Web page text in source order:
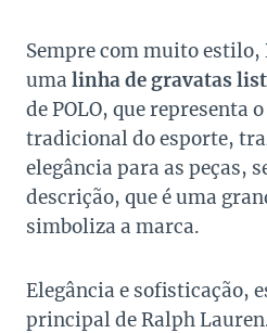
Sempre com muito
uma linha de gravatas
de POLO, que representa
tradicional do esporte,
elegância para as peças,
descrição, que é uma
simboliza a marca.
Elegância e sofisticação,
principal de Ralph